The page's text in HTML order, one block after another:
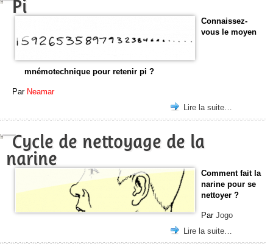
Pi
Connaissez-
vous le moyen
mnémotechnique pour retenir pi ?
Par Neamar
Lire la suite…
Cycle de nettoyage de la
narine
Comment fait la
narine pour se
nettoyer ?
Par Jogo
Lire la suite…